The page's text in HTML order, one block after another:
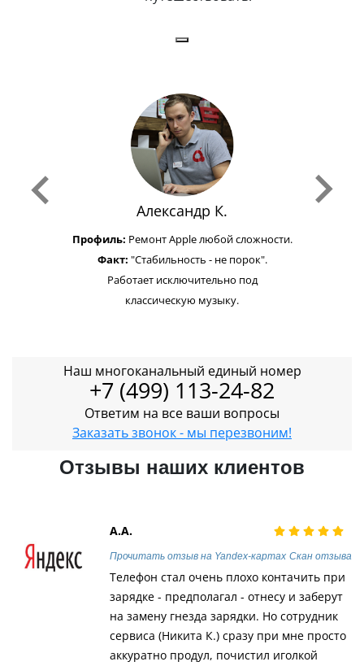
Александр К.
Профиль: Ремонт Apple любой сложности.
Факт: "Стабильность - не порок".
Работает исключительно под
классическую музыку.
Наш многоканальный единый номер
+7 (499) 113-24-82
Ответим на все ваши вопросы
Заказать звонок - мы перезвоним!
Отзывы наших клиентов
А.А.
Прочитать отзыв на Yandex-картах Скан отзыва
Телефон стал очень плохо контачить при
зарядке - предполагал - отнесу и заберут
на замену гнезда зарядки. Но сотрудник
сервиса (Никита К.) сразу при мне просто
аккуратно продул, почистил иголкой